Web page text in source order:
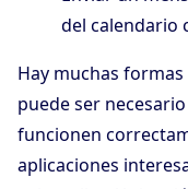
del calendario
Hay muchas
puede ser
funcionen
aplicaciones